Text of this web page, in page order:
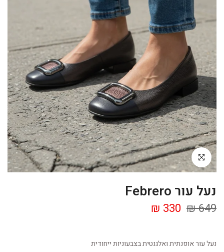
Click to enlarge
נעל עור Febrero
649 ₪
330 ₪
נעל עור אופנתית ואלגנטית בצבעוניות ייחודית